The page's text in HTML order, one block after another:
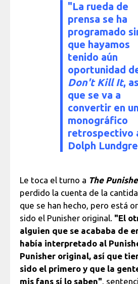
"La rueda de
prensa se ha
programado
que hayamos
tenido aún
oportunidad
Don't Kill It,
que se va a
convertir en un
monográfico
retrospectivo
Dolph
Le toca el turno a The
perdido la cuenta de la
que se han hecho, pero está
sido el Punisher original. "El
alguien que se acababa de
había interpretado al
Punisher original, así que
sido el primero y que la
mis fans sí lo saben",